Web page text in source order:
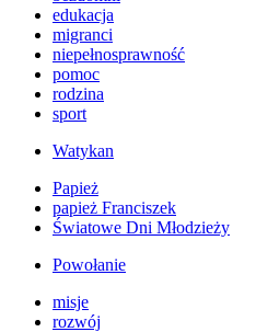
edukacja
migranci
niepełnosprawność
pomoc
rodzina
sport
Watykan
Papież
papież Franciszek
Światowe Dni Młodzieży
Powołanie
misje
rozwój